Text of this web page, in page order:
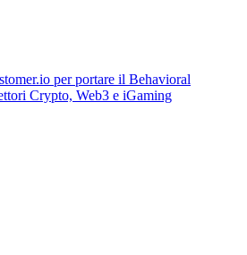
per portare il Behavioral
Crypto, Web3 e iGaming